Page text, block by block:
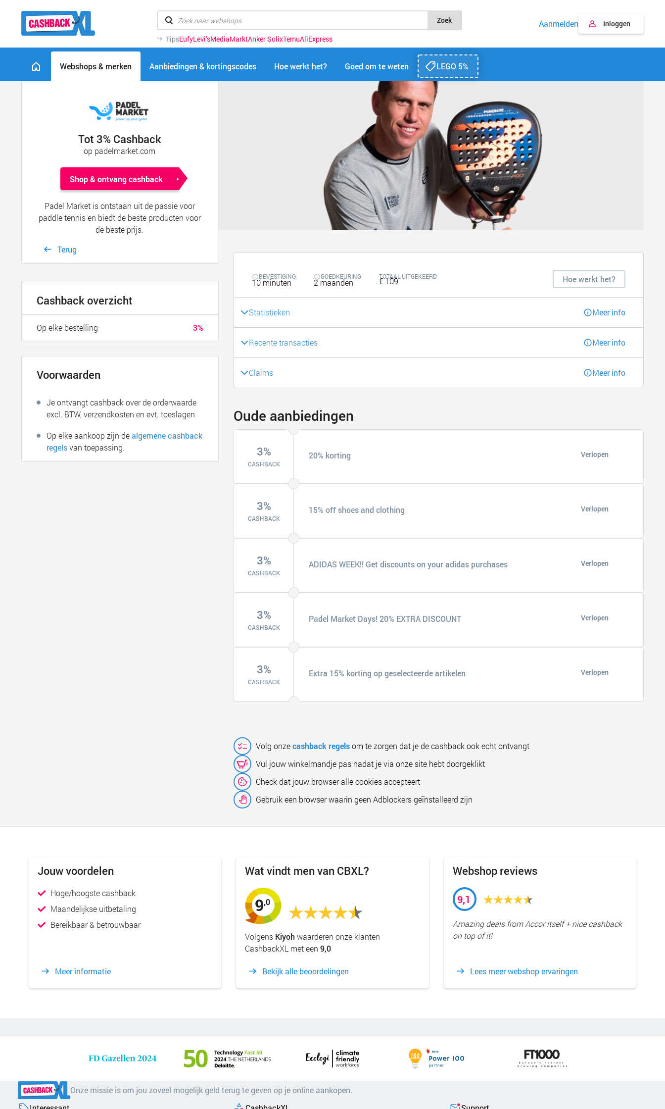
Zoek
TipsEufyLevi’sMediaMarktAnker SolixTemuAliExpress
Aanmelden Inloggen
Webshops & merken Aanbiedingen & kortingscodes Hoe werkt het? Goed om te weten LEGO 5%
Tot 3% Cashback
op padelmarket.com
Shop & ontvang cashback
Padel Market is ontstaan uit de passie voor
paddle tennis en biedt de beste producten voor
de beste prijs.
Terug
BEVESTIGING
10 minuten
GOEDKEURING
2 maanden
TOTAAL UITGEKEERD
€ 109 Hoe werkt het?
Statistieken Meer info
Recente transacties Meer info
Claims Meer info
Oude aanbiedingen
3%
CASHBACK
20% korting Verlopen
3%
CASHBACK
15% off shoes and clothing Verlopen
3%
CASHBACK
ADIDAS WEEK!! Get discounts on your adidas purchases Verlopen
3%
CASHBACK
Padel Market Days! 20% EXTRA DISCOUNT Verlopen
3%
CASHBACK
Extra 15% korting op geselecteerde artikelen Verlopen
Volg onzecashback regelsom te zorgen dat je de cashback ook echt ontvangt
Vul jouw winkelmandje pas nadat je via onze site hebt doorgeklikt
Check dat jouw browser alle cookies accepteert
Gebruik een browser waarin geen Adblockers geïnstalleerd zijn
Cashback overzicht
3%
Op elke bestelling
Voorwaarden
Je ontvangt cashback over de orderwaarde
excl. BTW, verzendkosten en evt. toeslagen
Op elke aankoop zijn dealgemene cashback
regelsvan toepassing.
Jouw voordelen
Hoge/hoogste cashback
Maandelijkse uitbetaling
Bereikbaar & betrouwbaar
Meer informatie
Wat vindt men van CBXL?
9,0
Volgens Kiyoh waarderen onze klanten
CashbackXL met een9,0
Bekijk alle beoordelingen
Webshop reviews
9,1
Amazing deals from Accor itself + nice cashback
on top of it!
Lees meer webshop ervaringen
Onze missie is om jou zoveel mogelijk geld terug te geven op je online aankopen.